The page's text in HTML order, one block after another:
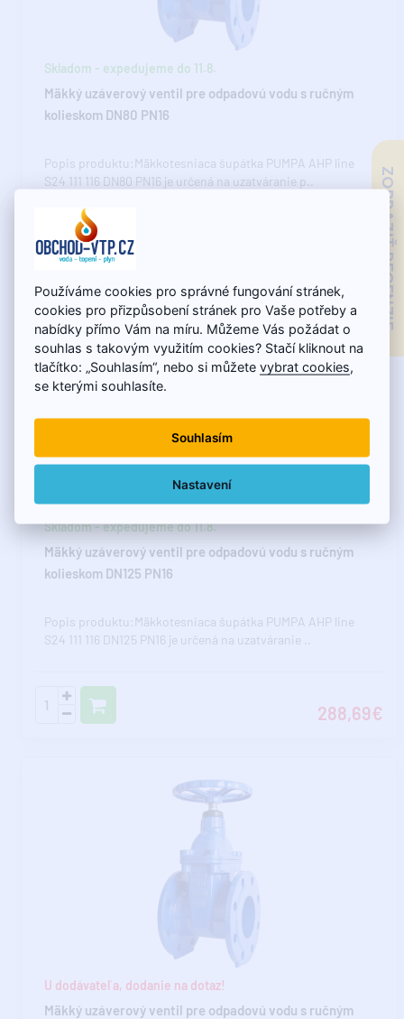
ZOBRAZIŤ RECENZIE
Skladom - expedujeme do 11.8.
Mäkký uzáverový ventil pre odpadovú vodu s ručným
kolieskom DN80 PN16
Popis produktu:Mäkkotesniaca šupátka PUMPA AHP line
S24 111 116 DN80 PN16 je určená na uzatváranie p..
Skladom - expedujeme do 11.8.
Mäkký uzáverový ventil pre odpadovú vodu s ručným
kolieskom DN125 PN16
Popis produktu:Mäkkotesniaca šupátka PUMPA AHP line
S24 111 116 DN125 PN16 je určená na uzatváranie ..
288,69€
U dodávateľa, dodanie na dotaz!
Mäkký uzáverový ventil pre odpadovú vodu s ručným
Používáme cookies pro správné fungování stránek,
cookies pro přizpůsobení stránek pro Vaše potřeby a
nabídky přímo Vám na míru. Můžeme Vás požádat o
souhlas s takovým využitím cookies? Stačí kliknout na
tlačítko: „Souhlasím“, nebo si můžetevybrat cookies
se kterými souhlasíte.
Souhlasím
Nastavení